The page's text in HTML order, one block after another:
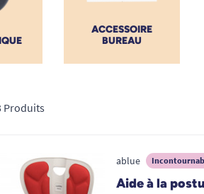
ACCESSOIRE
BUREAU
Produits
ablue
Aide à la